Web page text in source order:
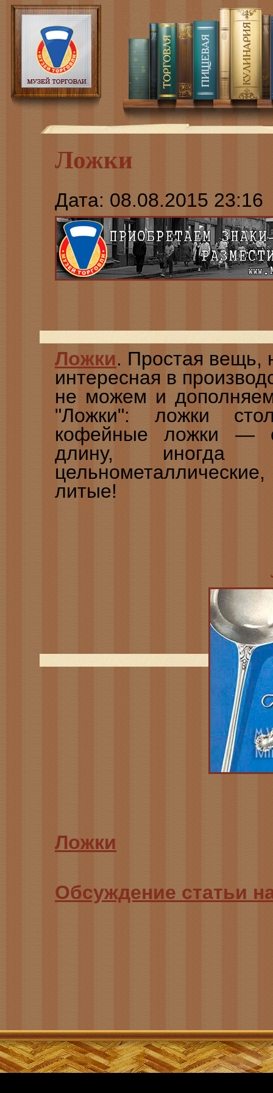
Ложки
Дата: 08.08.2015 23:16
Ложки. Простая вещь,
интересная в
не можем и
"Ложки": ложки
кофейные ложки —
длину, иногда
литые!
Ложки
Обсуждение статьи